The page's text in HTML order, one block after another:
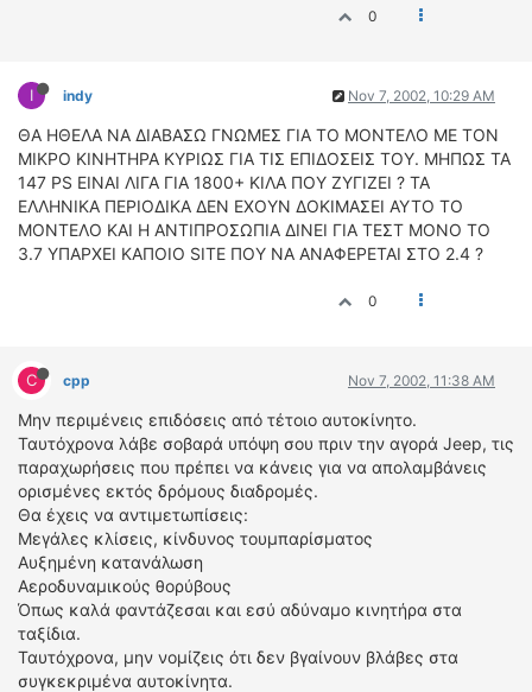
0
I indy Nov 7, 2002, 10:29 AM
ΘΑ ΗΘΕΛΑ ΝΑ ΔΙΑΒΑΣΩ ΓΝΩΜΕΣ ΓΙΑ ΤΟ ΜΟΝΤΕΛΟ ΜΕ ΤΟΝ
ΜΙΚΡΟ ΚΙΝΗΤΗΡΑ ΚΥΡΙΩΣ ΓΙΑ ΤΙΣ ΕΠΙΔΟΣΕΙΣ ΤΟΥ. ΜΗΠΩΣ ΤΑ
147 PS ΕΙΝΑΙ ΛΙΓΑ ΓΙΑ 1800+ ΚΙΛΑ ΠΟΥ ΖΥΓΙΖΕΙ ? ΤΑ
ΕΛΛΗΝΙΚΑ ΠΕΡΙΟΔΙΚΑ ΔΕΝ ΕΧΟΥΝ ΔΟΚΙΜΑΣΕΙ ΑΥΤΟ ΤΟ
ΜΟΝΤΕΛΟ ΚΑΙ Η ΑΝΤΙΠΡΟΣΩΠΙΑ ΔΙΝΕΙ ΓΙΑ ΤΕΣΤ ΜΟΝΟ ΤΟ
3.7 ΥΠΑΡΧΕΙ ΚΑΠΟΙΟ SITE ΠΟΥ ΝΑ ΑΝΑΦΕΡΕΤΑΙ ΣΤΟ 2.4 ?
0
C cpp Nov 7, 2002, 11:38 AM
Μην περιμένεις επιδόσεις από τέτοιο αυτοκίνητο.
Ταυτόχρονα λάβε σοβαρά υπόψη σου πριν την αγορά Jeep, τις
παραχωρήσεις που πρέπει να κάνεις για να απολαμβάνεις
ορισμένες εκτός δρόμους διαδρομές.
Θα έχεις να αντιμετωπίσεις:
Μεγάλες κλίσεις, κίνδυνος τουμπαρίσματος
Αυξημένη κατανάλωση
Αεροδυναμικούς θορύβους
Όπως καλά φαντάζεσαι και εσύ αδύναμο κινητήρα στα
ταξίδια.
Ταυτόχρονα, μην νομίζεις ότι δεν βγαίνουν βλάβες στα
συγκεκριμένα αυτοκίνητα.
ΔΙΕΘΝΕΙΣ ΑΓΩΝΕΣ
ΕΛΛΗΝΙΚΟΙ ΑΓΩΝΕΣ
ΤΙΜΕΣ
4T CLASSIC
ΜΟΝΤΕΛΑ
ΑΓΩΝΕΣ/ΔΙΟΡΓΑΝΩΣΕΙΣ
ΑΓΟΡΑ
ΠΩΛΗΣΕΙΣ
ΠΡΟΣΦΟΡΕΣ
ΜΕΤΑΧΕΙΡΙΣΜΕΝΑ
2ΤΡΟΧΟΙ
ΟΔΗΓΟΥΜΕ
ΕΠΙΚΑΙΡΟΤΗΤΑ
ΑΓΩΝΕΣ